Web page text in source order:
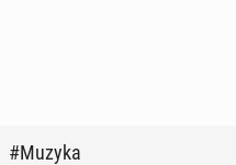
#Muzyka